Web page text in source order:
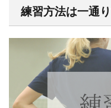
練習方法は一通